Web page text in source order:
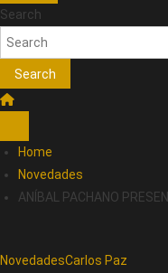
Search
Search
Home
Novedades
ANÍBAL PACHANO
NovedadesCarlos Paz